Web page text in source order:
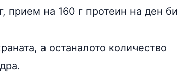
прием на 160 г протеин на ден би
а останалото количество